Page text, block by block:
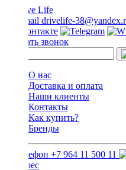
drivelife-
Заказать звонок
О нас
Доставка и оплата
Наши клиенты
Контакты
Как купить?
Бренды
+7 964 11 500 11